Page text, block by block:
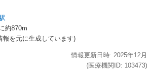
約870m
報を元に生成しています)
情報更新日時: 2025年12月
(医療機関ID: 103473)